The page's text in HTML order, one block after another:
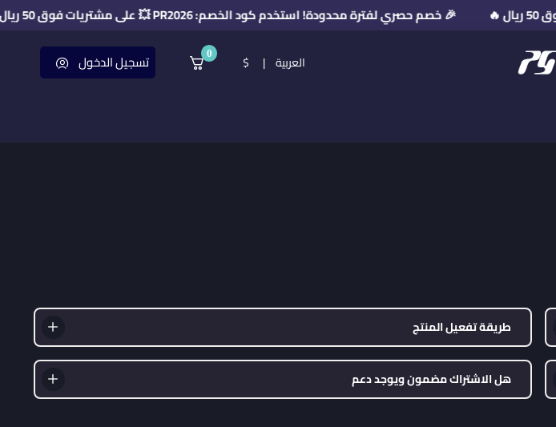
🎉 خصم حصري لفترة محدودة! استخدم كود الخصم: PR2026 💥 على مشتريات فوق 50 ريال 🔥
منصة بريميوم جيت العربية |
$
0 تسجيل الدخول
طريقة تفعيل المنتج
هل الاشتراك مضمون ويوجد دعم